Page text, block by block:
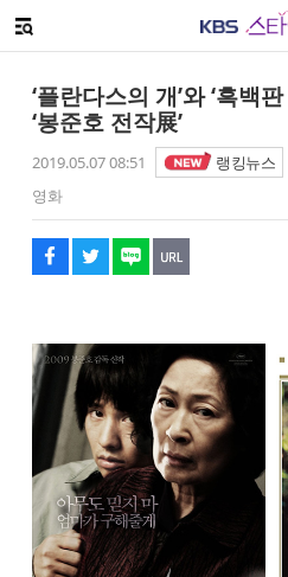
메뉴 열기
‘플란다스의 개’와 ‘흑백
‘봉준호 전작展’
2019.05.07 08:51
랭킹뉴스
영화
페이스북
트위터
네이버
URL복사
글씨 작게보기
글씨 크게보기
해시태그